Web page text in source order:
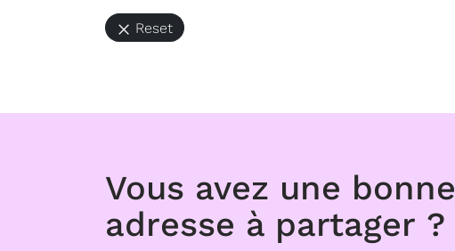
Reset
Vous avez une bonne
adresse à partager ?